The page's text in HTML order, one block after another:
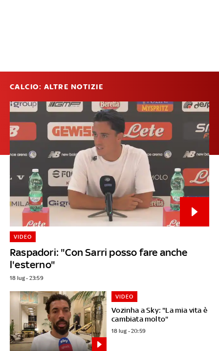
CALCIO: ALTRE NOTIZIE
Raspadori: "Con Sarri posso fare anche
l'esterno"
VIDEO
18 lug - 23:59
Vozinha a Sky: "La mia vita è
cambiata molto"
VIDEO
18 lug - 20:59